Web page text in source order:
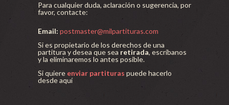
Para cualquier duda, aclaración o sugerencia, por
favor, contacte:
Email: postmaster@milpartituras.com
Si es propietario de los derechos de una
partitura y desea que sea retirada, escríbanos
y la eliminaremos lo antes posible.
Si quiere enviar partituras puede hacerlo
desde aquí